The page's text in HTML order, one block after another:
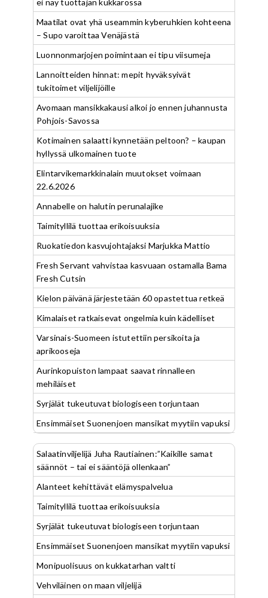
ei näy tuottajan kukkarossa
Maatilat ovat yhä useammin kyberuhkien kohteena
– Supo varoittaa Venäjästä
Luonnonmarjojen poimintaan ei tipu viisumeja
Lannoitteiden hinnat: mepit hyväksyivät
tukitoimet viljelijöille
Avomaan mansikkakausi alkoi jo ennen juhannusta
Pohjois-Savossa
Kotimainen salaatti kynnetään peltoon? – kaupan
hyllyssä ulkomainen tuote
Elintarvikemarkkinalain muutokset voimaan
22.6.2026
Annabelle on halutin perunalajike
Taimityllilä tuottaa erikoisuuksia
Ruokatiedon kasvujohtajaksi Marjukka Mattio
Fresh Servant vahvistaa kasvuaan ostamalla Bama
Fresh Cutsin
Kielon päivänä järjestetään 60 opastettua retkeä
Kimalaiset ratkaisevat ongelmia kuin kädelliset
Varsinais-Suomeen istutettiin persikoita ja
aprikooseja
Aurinkopuiston lampaat saavat rinnalleen
mehiläiset
Syrjälät tukeutuvat biologiseen torjuntaan
Ensimmäiset Suonenjoen mansikat myytiin vapuksi
Salaatinviljelijä Juha Rautiainen:”Kaikille samat
säännöt – tai ei sääntöjä ollenkaan”
Alanteet kehittävät elämyspalvelua
Taimityllilä tuottaa erikoisuuksia
Syrjälät tukeutuvat biologiseen torjuntaan
Ensimmäiset Suonenjoen mansikat myytiin vapuksi
Monipuolisuus on kukkatarhan valtti
Vehviläinen on maan viljelijä